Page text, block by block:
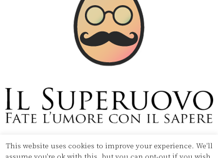
Copyright © 2020 Il Superuovo — Powered by Pipool
This website uses cookies to improve your experience. We'll